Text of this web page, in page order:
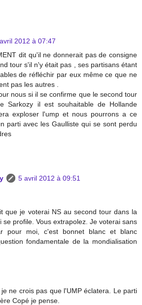
2012 à 07:47
dit qu'il ne donnerait pas de consigne
tour s'il n'y était pas , ses partisans étant
de réfléchir par eux même ce que ne
pas les autres .
nous si il se confirme que le second tour
Sarkozy il est souhaitable de Hollande
exploser l'ump et nous pourrons a ce
parti avec les Gaulliste qui se sont perdu
5 avril 2012 à 09:51
que je voterai NS au second tour dans la
se profile. Vous extrapolez. Je voterai sans
pour moi, c'est bonnet blanc et blanc
fondamentale de la mondialisation
ne crois pas que l'UMP éclatera. Le parti
Copé je pense.